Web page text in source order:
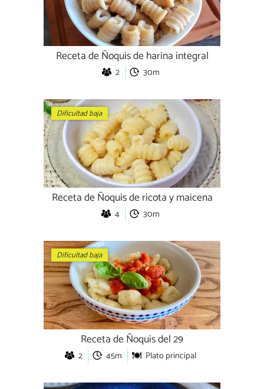
Receta de Ñoquis de harina integral
2 30m
Dificultad baja
Receta de Ñoquis de ricota y maicena
4 30m
Dificultad baja
Receta de Ñoquis del 29
2 45m Plato principal